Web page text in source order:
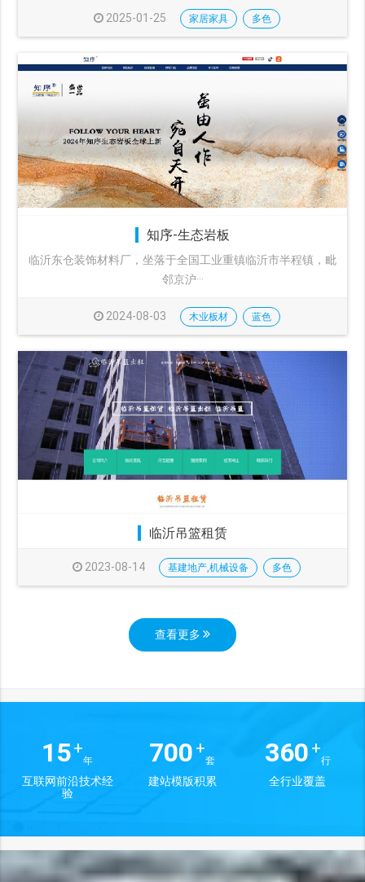
2025-01-25 家居家具 多色
知序-生态岩板
临沂东仓装饰材料厂，坐落于全国工业重镇临沂市半程镇，毗
邻京沪···
2024-08-03 木业板材 蓝色
临沂吊篮租赁
2023-08-14 基建地产,机械设备 多色
查看更多
15+
年
互联网前沿技术经
验
700 +
套
建站模版积累
360 +
行
全行业覆盖